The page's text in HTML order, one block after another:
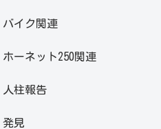
バイク関連
ホーネット250関連
人柱報告
発見